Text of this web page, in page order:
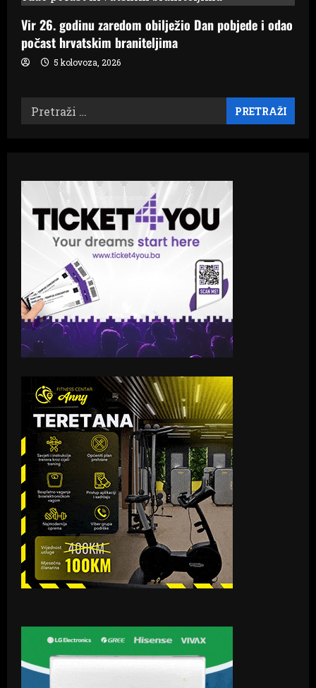
Vir 26. godinu zaredom obilježio Dan pobjede i odao
počast hrvatskim braniteljima
5 kolovoza, 2026
Pretraži: